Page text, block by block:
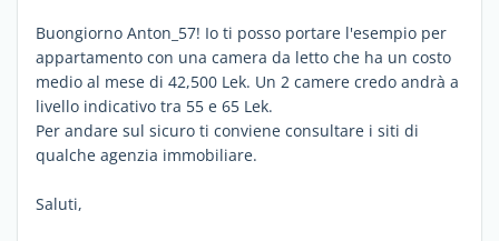
Buongiorno Anton_57! Io ti posso portare l'esempio per
appartamento con una camera da letto che ha un costo
medio al mese di 42,500 Lek. Un 2 camere credo andrà a
livello indicativo tra 55 e 65 Lek.
Per andare sul sicuro ti conviene consultare i siti di
qualche agenzia immobiliare.
Saluti,